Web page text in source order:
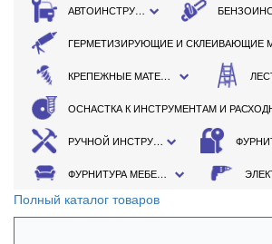
АВТОИНСТРУМЕНТ
КРЕПЕЖНЫЕ МАТЕРИАЛЫ
РУЧНОЙ ИНСТРУМЕНТ
ФУРНИТУРА МЕБЕЛЬНАЯ
Полный каталог товаров